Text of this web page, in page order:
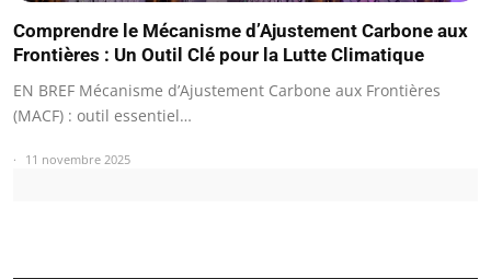
Comprendre le Mécanisme d’Ajustement Carbone aux
Frontières : Un Outil Clé pour la Lutte Climatique
EN BREF Mécanisme d’Ajustement Carbone aux Frontières
(MACF) : outil essentiel…
11 novembre 2025